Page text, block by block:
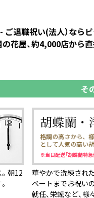
退職祝い(法人）な
花屋、約4,000店から直
そ
朝12
華やかで洗練され
ベートまでお祝い
就任、栄転など、